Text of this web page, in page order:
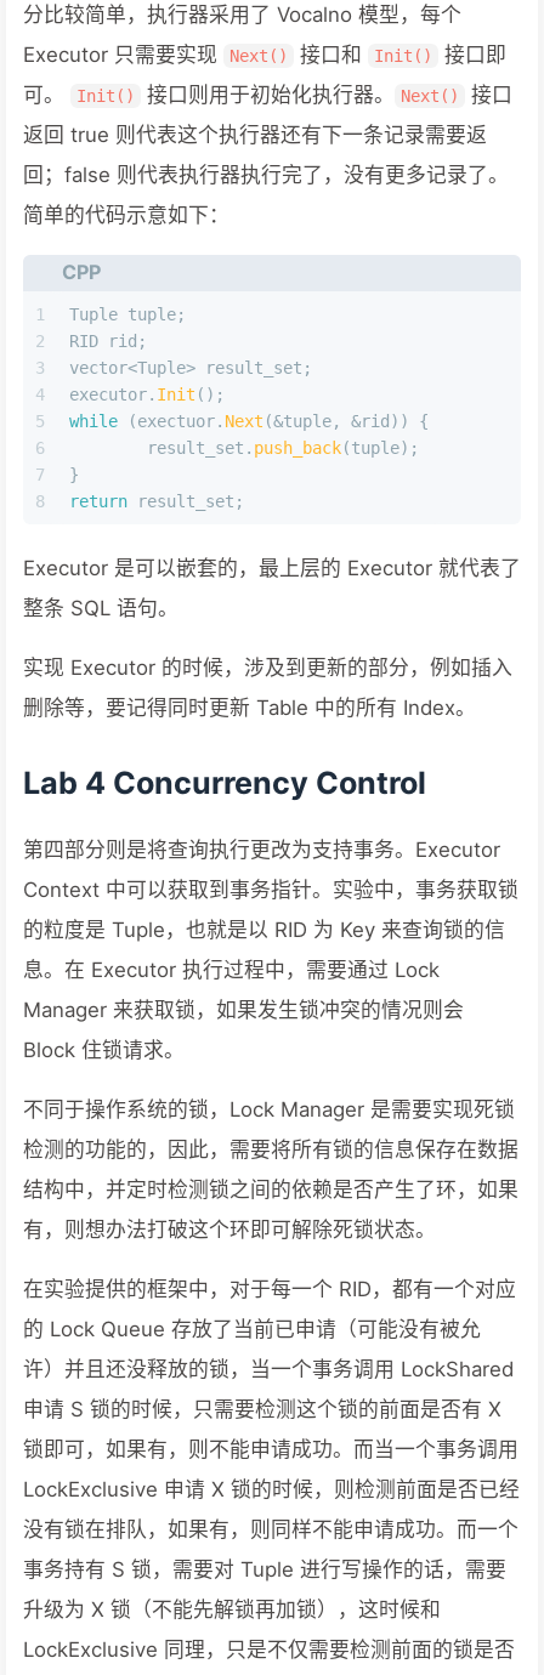
分比较简单，执行器采用了 Vocalno 模型，每个
Executor 只需要实现
Next() 接口和 Init()
接口即
可。
Init() 接口则用于初始化执行器。 Next()
接口
返回 true 则代表这个执行器还有下一条记录需要返
回；false 则代表执行器执行完了，没有更多记录了。
简单的代码示意如下：
CPP
1
2
3
4
5
6
7
8
Tuple tuple;
RID rid;
vector<Tuple> result_set;
executor. Init ();
while (exectuor. Next (&tuple, &rid)) {
	result_set.
push_back(tuple);
}
return result_set;
Executor 是可以嵌套的，最上层的 Executor 就代表了
整条 SQL 语句。
实现 Executor 的时候，涉及到更新的部分，例如插入
删除等，要记得同时更新 Table 中的所有 Index。
Lab 4 Concurrency Control
第四部分则是将查询执行更改为支持事务。Executor
Context 中可以获取到事务指针。实验中，事务获取锁
的粒度是 Tuple，也就是以 RID 为 Key 来查询锁的信
息。在 Executor 执行过程中，需要通过 Lock
Manager 来获取锁，如果发生锁冲突的情况则会
Block 住锁请求。
不同于操作系统的锁，Lock Manager 是需要实现死锁
检测的功能的，因此，需要将所有锁的信息保存在数据
结构中，并定时检测锁之间的依赖是否产生了环，如果
有，则想办法打破这个环即可解除死锁状态。
在实验提供的框架中，对于每一个 RID，都有一个对应
的 Lock Queue 存放了当前已申请（可能没有被允
许）并且还没释放的锁，当一个事务调用 LockShared
申请 S 锁的时候，只需要检测这个锁的前面是否有 X
锁即可，如果有，则不能申请成功。而当一个事务调用
LockExclusive 申请 X 锁的时候，则检测前面是否已经
没有锁在排队，如果有，则同样不能申请成功。而一个
事务持有 S 锁，需要对 Tuple 进行写操作的话，需要
升级为 X 锁（不能先解锁再加锁），这时候和
LockExclusive 同理，只是不仅需要检测前面的锁是否